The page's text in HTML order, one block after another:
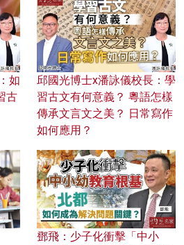
如
古
邱國光博士x潘詠儀校長：學
習古文有何意義？ 粵語怎樣
傳承文言文之美？ 日常寫作
如何應用？
鄧飛：少子化衝擊「中小